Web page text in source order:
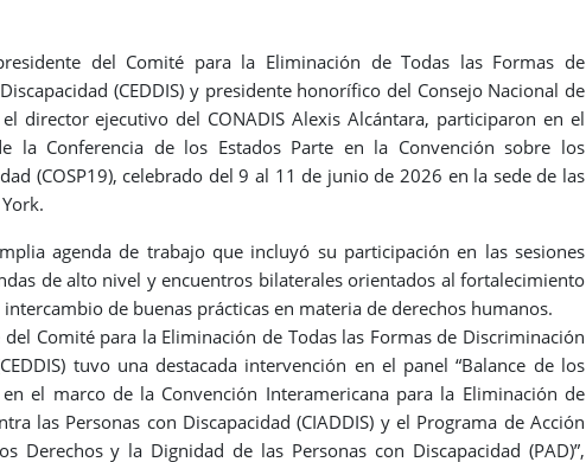
del Comité para la Eliminación de Todas las Formas de
(CEDDIS) y presidente honorífico del Consejo Nacional de
director ejecutivo del CONADIS Alexis Alcántara, participaron en el
la Conferencia de los Estados Parte en la Convención sobre los
(COSP19), celebrado del 9 al 11 de junio de 2026 en la sede de las
agenda de trabajo que incluyó su participación en las sesiones
de alto nivel y encuentros bilaterales orientados al fortalecimiento
de buenas prácticas en materia de derechos humanos.
Comité para la Eliminación de Todas las Formas de Discriminación
tuvo una destacada intervención en el panel “Balance de los
el marco de la Convención Interamericana para la Eliminación de
las Personas con Discapacidad (CIADDIS) y el Programa de Acción
Derechos y la Dignidad de las Personas con Discapacidad (PAD)”,